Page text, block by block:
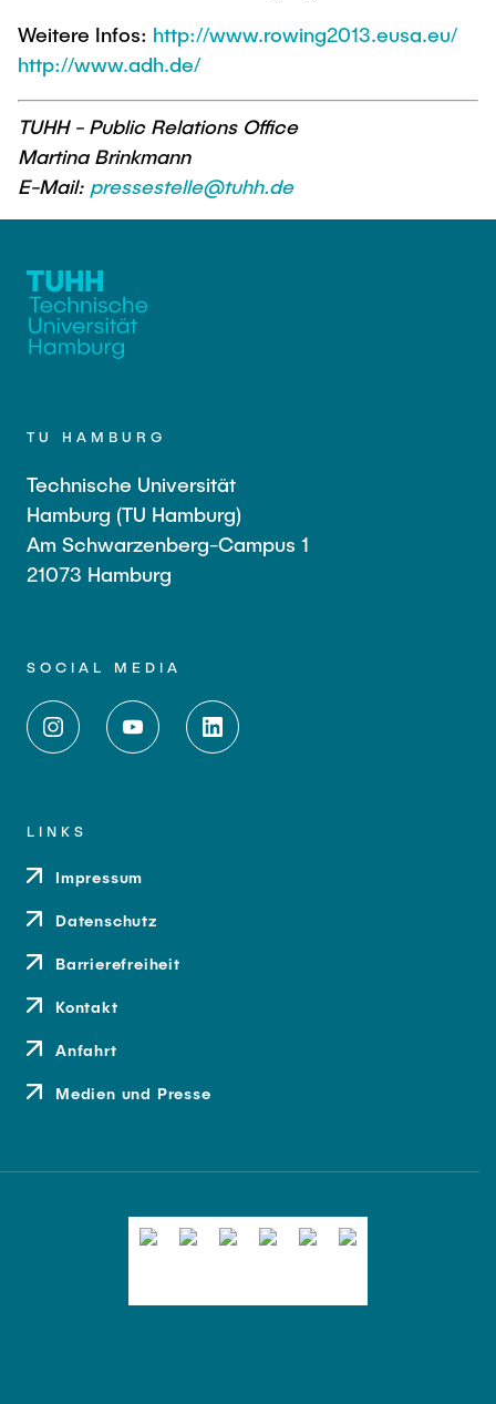
Weitere Infos: http://www.rowing2013.eusa.eu/
http://www.adh.de/
TUHH - Public Relations Office
Martina Brinkmann
E-Mail: pressestelle@tuhh.de
TU HAMBURG
Technische Universität
Hamburg (TU Hamburg)
Am Schwarzenberg-Campus 1
21073 Hamburg
SOCIAL MEDIA
LINKS
Impressum
Datenschutz
Barrierefreiheit
Kontakt
Anfahrt
Medien und Presse